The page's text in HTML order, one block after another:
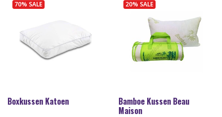
70% SALE
Boxkussen Katoen
20% SALE
Bamboe Kussen Beau
Maison